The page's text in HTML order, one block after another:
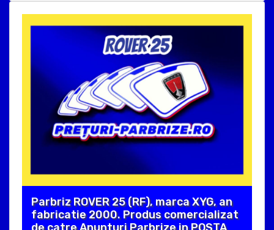
Parbriz ROVER 25 (RF), marca XYG, an
fabricatie 2000. Produs comercializat